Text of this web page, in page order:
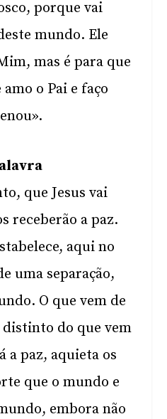
porque vai
mundo. Ele
mas é para que
o Pai e faço
que Jesus vai
receberão a paz.
aqui no
uma separação,
O que vem de
do que vem
a paz, aquieta os
que o mundo e
embora não